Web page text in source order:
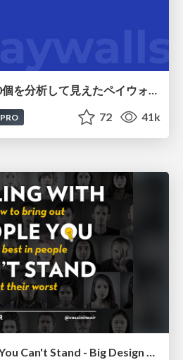
PRO 72 41k
Dealing with People You Can't Stand - Big Design 2015